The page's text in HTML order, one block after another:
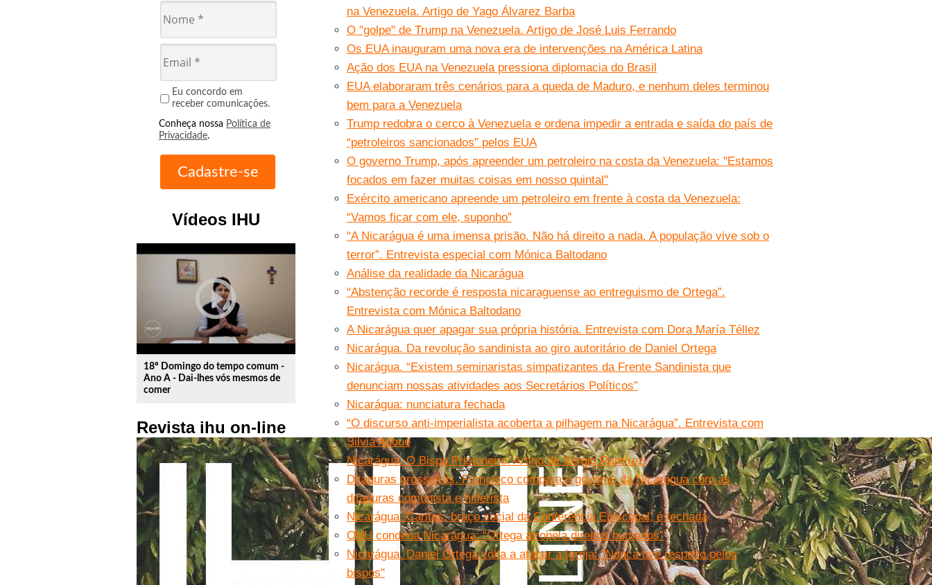
Eu concordo em
receber comunicações.
Conheça nossa Política de
Privacidade.
Vídeos IHU
play_circle_outline
18º Domingo do tempo comum -
Ano A - Dai-lhes vós mesmos de
comer
Revista ihu on-line
na Venezuela. Artigo de Yago Álvarez Barba
O "golpe" de Trump na Venezuela. Artigo de José Luis Ferrando
Os EUA inauguram uma nova era de intervenções na América Latina
Ação dos EUA na Venezuela pressiona diplomacia do Brasil
EUA elaboraram três cenários para a queda de Maduro, e nenhum deles terminou
bem para a Venezuela
Trump redobra o cerco à Venezuela e ordena impedir a entrada e saída do país de
“petroleiros sancionados” pelos EUA
O governo Trump, após apreender um petroleiro na costa da Venezuela: "Estamos
focados em fazer muitas coisas em nosso quintal"
Exército americano apreende um petroleiro em frente à costa da Venezuela:
“Vamos ficar com ele, suponho”
“A Nicarágua é uma imensa prisão. Não há direito a nada. A população vive sob o
terror”. Entrevista especial com Mónica Baltodano
Análise da realidade da Nicarágua
“Abstenção recorde é resposta nicaraguense ao entreguismo de Ortega”.
Entrevista com Mónica Baltodano
A Nicarágua quer apagar sua própria história. Entrevista com Dora María Téllez
Nicarágua. Da revolução sandinista ao giro autoritário de Daniel Ortega
Nicarágua. “Existem seminaristas simpatizantes da Frente Sandinista que
denunciam nossas atividades aos Secretários Políticos”
Nicarágua: nunciatura fechada
“O discurso anti-imperialista acoberta a pilhagem na Nicarágua”. Entrevista com
Silvia Adoue
Nicarágua. O Bispo Prisioneiro. Artigo de Sergio Ramírez
Ditaduras grosseiras. Francisco compara o governo da Nicarágua com as
ditaduras comunista e hitlerista
Nicarágua. Caritas, braço social da Conferência Episcopal, é fechada
ONU condena Nicarágua: “Ortega atropela direitos humanos”
Nicarágua. Daniel Ortega volta a atacar a Igreja: "Nunca tive respeito pelos
bispos"